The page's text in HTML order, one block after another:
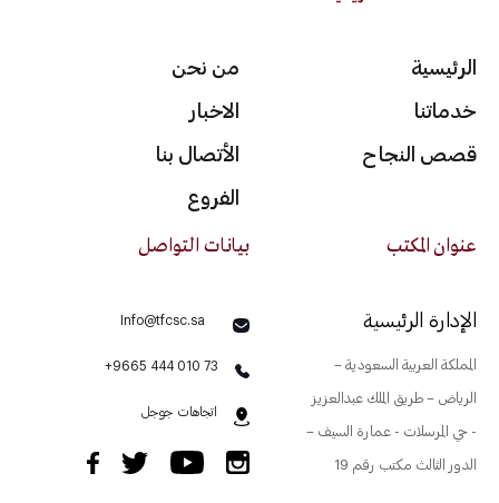
الرئيسية
خدماتنا
قصص النجاح
من نحن
الاخبار
الأتصال بنا
الفروع
عنوان المكتب
الإدارة الرئيسية
المملكة العربية السعودية –
الرياض – طريق الملك عبدالعزيز
- حي المرسلات - عمارة السيف –
الدور الثالث مكتب رقم 19
بيانات التواصل
Info@tfcsc.sa
+9665 444 010 73
اتجاهات جوجل